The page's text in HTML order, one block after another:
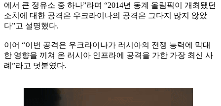
에서 큰 정유소 중 하나”라며 “2014년 동계 올림픽이 개최됐던
소치에 대한 공격은 우크라이나의 공격은 그다지 많지 않았
다”고 설명했다.
이어 “이번 공격은 우크라이나가 러시아의 전쟁 능력에 막대
한 영향을 끼쳐 온 러시아 인프라에 공격을 가한 가장 최신 사
례”라고 덧붙였다.